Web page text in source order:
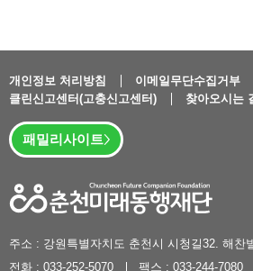
개인정보 처리방침 이메일무단수집거부
클린신고센터(고충신고센터)
찾아오시는
패밀리사이트
주소 : 강원특별자치도 춘천시 시청길32. 해찬
전화 : 033-252-5070
팩스 : 033-244-7080